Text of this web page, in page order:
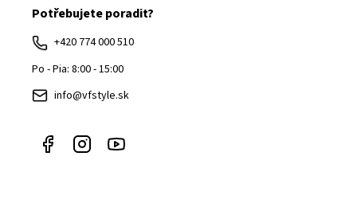
Potřebujete poradit?
+420 774 000 510
Po - Pia: 8:00 - 15:00
info@vfstyle.sk